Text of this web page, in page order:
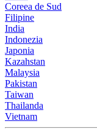
Coreea de Sud
Filipine
India
Indonezia
Japonia
Kazahstan
Malaysia
Pakistan
Taiwan
Thailanda
Vietnam